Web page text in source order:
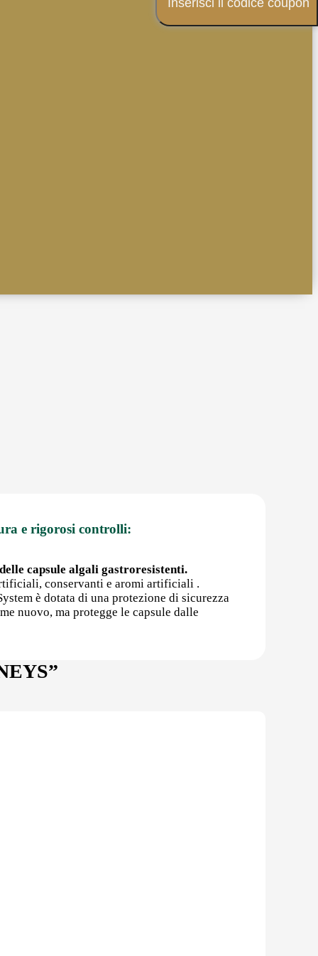
e rigorosi controlli:
capsule algali gastroresistenti.
conservanti e aromi artificiali .
è dotata di una protezione di sicurezza
nuovo, ma protegge le capsule dalle